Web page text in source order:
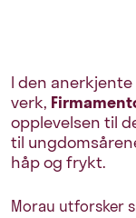
I den
verk,
opplevelsen til
til
håp og frykt.
Morau utforsker